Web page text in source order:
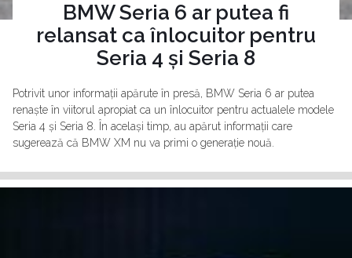
BMW Seria 6 ar putea fi
relansat ca înlocuitor pentru
Seria 4 și Seria 8
Potrivit unor informații apărute în presă, BMW Seria 6 ar putea
renaște în viitorul apropiat ca un înlocuitor pentru actualele modele
Seria 4 și Seria 8. În același timp, au apărut informații care
sugerează că BMW XM nu va primi o generație nouă.